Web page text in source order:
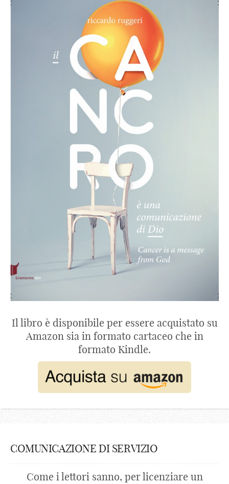
Il libro è disponibile per essere acquistato su
Amazon sia in formato cartaceo che in
formato Kindle.
COMUNICAZIONE DI SERVIZIO
Come i lettori sanno, per licenziare un